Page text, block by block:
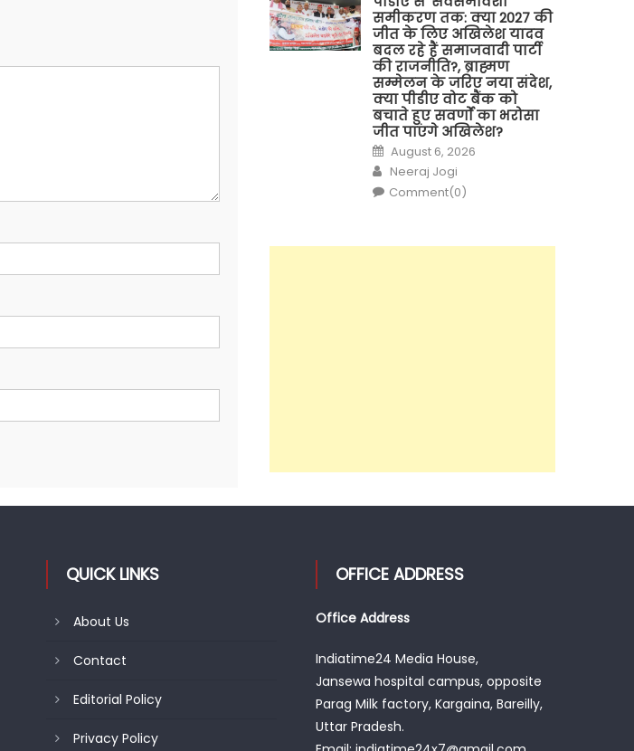
समीकरण तक: क्या 2027 की
जीत के लिए अखिलेश यादव
बदल रहे हैं समाजवादी पार्टी
की राजनीति?, ब्राह्मण
सम्मेलन के जरिए नया संदेश,
क्या पीडीए वोट बैंक को
बचाते हुए सवर्णों का भरोसा
जीत पाएंगे अखिलेश?
Posted
on
August 6, 2026
Author
Neeraj Jogi
Comment(0)
QUICK LINKS
About Us
Contact
Editorial Policy
Privacy Policy
OFFICE ADDRESS
Office Address
Indiatime24 Media House,
Jansewa hospital campus, opposite
Parag Milk factory, Kargaina, Bareilly,
Uttar Pradesh.